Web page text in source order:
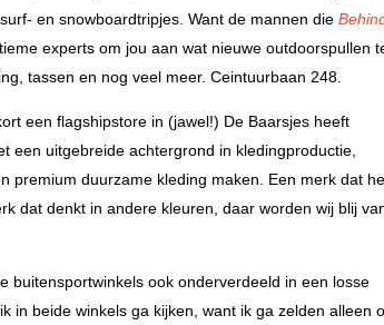
en snowboardtripjes. Want de mannen die
experts om jou aan wat nieuwe outdoorspullen
tassen en nog veel meer. Ceintuurbaan 248.
een flagshipstore in (jawel!) De Baarsjes heeft
een uitgebreide achtergrond in kledingproductie,
premium duurzame kleding maken. Een merk dat
dat denkt in andere kleuren, daar worden wij blij
buitensportwinkels ook onderverdeeld in een losse
in beide winkels ga kijken, want ik ga zelden alleen